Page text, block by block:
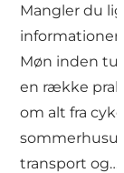
Mangler du
informationer
Møn inden
en række
om alt fra
transport og…